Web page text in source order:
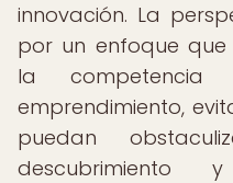
innovación. La
por un enfoque
la
emprendimiento,
puedan
descubrimiento